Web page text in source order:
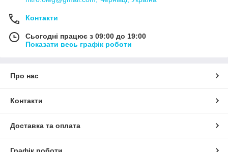
Контакти
Сьогодні працює з 09:00 до 19:00
Показати весь графік роботи
Про нас
Контакти
Доставка та оплата